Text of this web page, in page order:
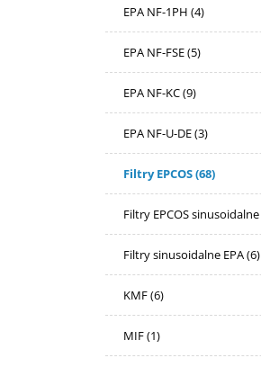
EPA NF-1PH (4)
EPA NF-FSE(5)
EPA NF-KC(9)
EPA NF-U-DE(3)
Filtry EPCOS(68)
Filtry EPCOS sinusoidalne
Filtry sinusoidalne EPA(6)
KMF(6)
MIF(1)